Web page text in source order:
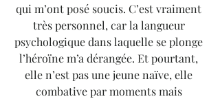
qui m’ont posé soucis. C’est vraiment
très personnel, car la langueur
psychologique dans laquelle se plonge
l’héroïne m’a dérangée. Et pourtant,
elle n’est pas une jeune naïve, elle
combative par moments mais